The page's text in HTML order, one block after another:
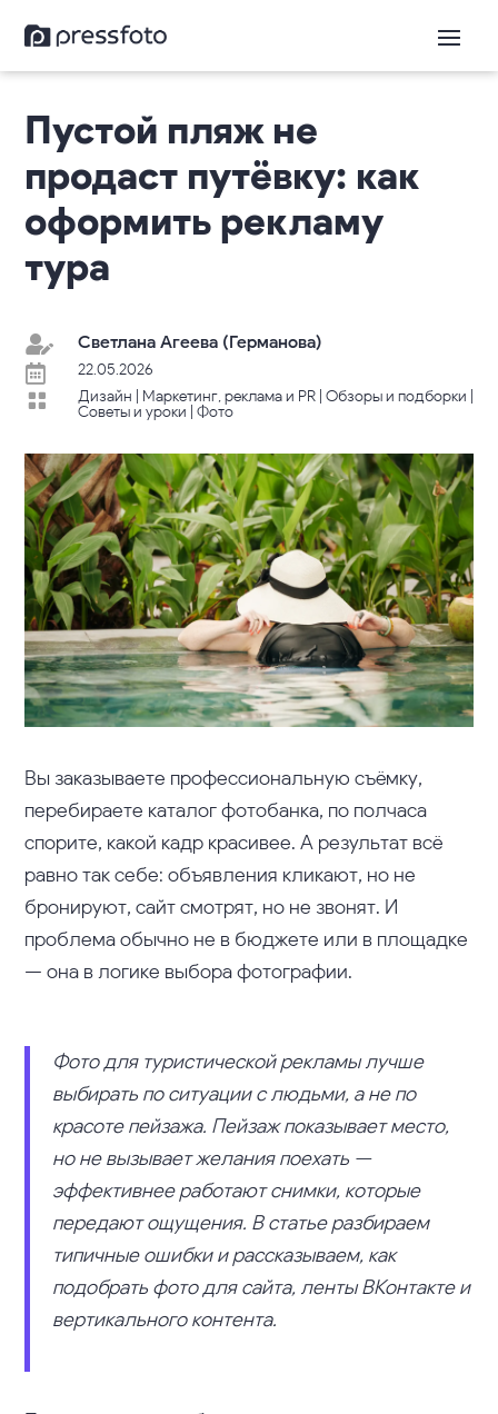
Пустой пляж не
продаст путёвку: как
оформить рекламу
тура
 Светлана Агеева (Германова)
 22.05.2026
 Дизайн Маркетинг, реклама и PR| Обзоры и подборки
Советы и уроки Фото
Вы заказываете профессиональную съёмку,
перебираете каталог фотобанка, по полчаса
спорите, какой кадр красивее. А результат всё
равно так себе: объявления кликают, но не
бронируют, сайт смотрят, но не звонят. И
проблема обычно не в бюджете или в площадке
— она в логике выбора фотографии.
Фото для туристической рекламы лучше
выбирать по ситуации с людьми, а не по
красоте пейзажа. Пейзаж показывает место,
но не вызывает желания поехать —
эффективнее работают снимки, которые
передают ощущения. В статье разбираем
типичные ошибки и рассказываем, как
подобрать фото для сайта, ленты ВКонтакте и
вертикального контента.